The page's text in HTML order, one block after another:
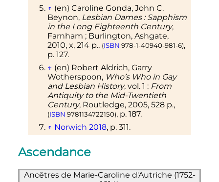
↑ (en) Caroline Gonda, John C.
Beynon, Lesbian Dames : Sapphism
in the Long Eighteenth Century,
Farnham ; Burlington, Ashgate,
2010, x, 214 p., (ISBN 978-1-40940-981-6),
p. 127.
↑ (en) Robert Aldrich, Garry
Wotherspoon, Who’s Who in Gay
and Lesbian History, vol. 1 : From
Antiquity to the Mid-Twentieth
Century, Routledge, 2005, 528 p.,
(ISBN 9781134722150), p. 187.
↑ Norwich 2018, p. 311.
Caroline, l'indomptable reine de
Naples et de Sicile
(consulté le10 janvier 2021)
Ascendance
Ancêtres de Marie-Caroline d'Autriche (1752-